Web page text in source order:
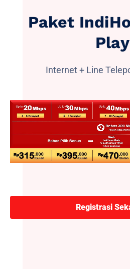
Paket
Play
Internet + Line
Registrasi